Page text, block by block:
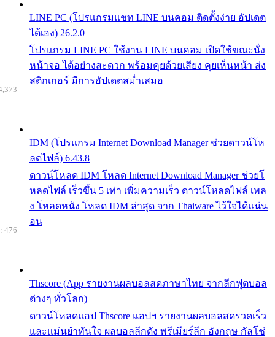
LINE PC (โปรแกรมแชท LINE บนคอม ติดตั้งง่าย อัปเดต
ได้เอง) 26.2.0
โปรแกรม LINE PC ใช้งาน LINE บนคอม เปิดใช้ขณะนั่ง
หน้าจอ ได้อย่างสะดวก พร้อมคุยด้วยเสียง คุยเห็นหน้า ส่ง
สติกเกอร์ มีการอัปเดตสม่ำเสมอ
IDM (โปรแกรม Internet Download Manager ช่วยดาวน์โห
ลดไฟล์) 6.43.8
ดาวน์โหลด IDM โหลด Internet Download Manager ช่วยโ
หลดไฟล์ เร็วขึ้น 5 เท่า เพิ่มความเร็ว ดาวน์โหลดไฟล์ เพล
ง โหลดหนัง โหลด IDM ล่าสุด จาก Thaiware ไว้ใจได้แน่น
อน
Thscore (App รายงานผลบอลสดภาษาไทย จากลีกฟุตบอล
ต่างๆ ทั่วโลก)
ดาวน์โหลดแอป Thscore แอปฯ รายงานผลบอลสดรวดเร็ว
และแม่นยำทันใจ ผลบอลลีกดัง พรีเมียร์ลีก อังกฤษ กัลโช่
476